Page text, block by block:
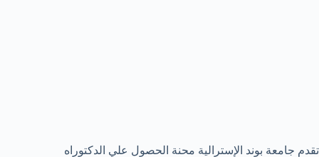
تقدم جامعة بوند الإسترالية محنة الحصول علي الدكتوراه